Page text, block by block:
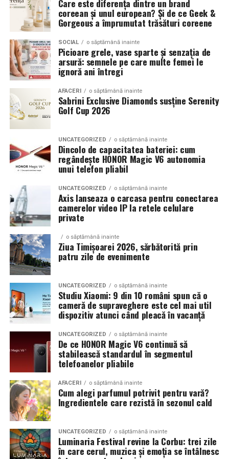
deosebită pentru participanți.
Anvelopele ca element vizual la show-uri auto
La evenimentele auto din Cluj, anvelopele nu sunt doar
componente functionale, ci si elemente vizuale. Publicul
si fotografii surprind adesea detalii precum modul in
care roata umple aripa, distanta fata de caroserie si
aspectul general al ansamblului roata-janta.
Anvelopele curate, cu dimensiuni corecte si uzura
masini de show. In multe cazuri, acestea completeaza
jantele si intaresc conceptul ales de proprietar, fie ca
vorbim despre un stil elegant, sportiv sau minimalist.
Echilibrul dintre estetica si utilizare reala
Un aspect specific evenimentelor auto din Cluj este
prezenta multor masini care nu sunt doar proiecte de
show, ci si vehicule utilizate zilnic. Proprietarii acestora
cauta solutii care sa le permita sa participe la
evenimente fara a sacrifica complet confortul sau
siguranta pe drumurile publice.
In acest context, anvelopele alese trebuie sa ofere un
echilibru intre aspect si functionalitate. Multi pasionati
opteaza pentru anvelope care arata bine la show, dar
indiferent de vreme sau sezon.
De ce conteaza tipul de anvelopa la evenimentele din
Cluj
Clujul este un oras in care vremea poate fi imprevizibila,
iar drumurile din imprejurimi includ atat zone urbane,
cat si trasee montane sau colinare. O masina pregatita
de show trebuie sa ajunga la eveniment in siguranta si
fara probleme, indiferent de conditiile de drum.
Care este diferența dintre un brand
coreean și unul european? Și de ce Geek &
Gorgeous a împrumutat trăsături coreene
SOCIAL o săptămână inainte
Picioare grele, vase sparte și senzația de
arsură: semnele pe care multe femei le
ignoră ani întregi
AFACERI o săptămână inainte
Sabrini Exclusive Diamonds susține Serenity
Golf Cup 2026
UNCATEGORIZED o săptămână inainte
Dincolo de capacitatea bateriei: cum
regândește HONOR Magic V6 autonomia
unui telefon pliabil
UNCATEGORIZED o săptămână inainte
Axis lanseaza o carcasa pentru conectarea
camerelor video IP la retele celulare
private
o săptămână inainte
Ziua Timișoarei 2026, sărbătorită prin
patru zile de evenimente
UNCATEGORIZED o săptămână inainte
Studiu Xiaomi: 9 din 10 români spun că o
cameră de supraveghere este cel mai util
dispozitiv atunci când pleacă în vacanță
UNCATEGORIZED o săptămână inainte
De ce HONOR Magic V6 continuă să
stabilească standardul în segmentul
telefoanelor pliabile
AFACERI o săptămână inainte
Cum alegi parfumul potrivit pentru vară?
Ingredientele care rezistă în sezonul cald
UNCATEGORIZED o săptămână inainte
Luminaria Festival revine la Corbu: trei zile
în care cerul, muzica și emoția se întâlnesc